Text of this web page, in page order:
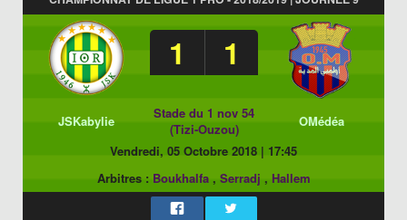
1 1
JSKabylie
Stade du 1 nov 54
(Tizi-Ouzou)
OMédéa
Vendredi, 05 Octobre 2018 | 17:45
Arbitres : Boukhalfa, Serradj , Hallem